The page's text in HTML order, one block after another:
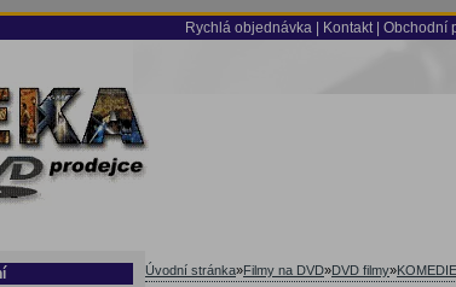
Rychlá objednávka Kontakt Obchodní
Úvodní stránka»Filmy na DVD»DVD filmy»KOMEDIE